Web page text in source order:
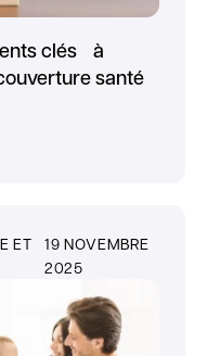
clés à
santé
ET
19 NOVEMBRE
2025